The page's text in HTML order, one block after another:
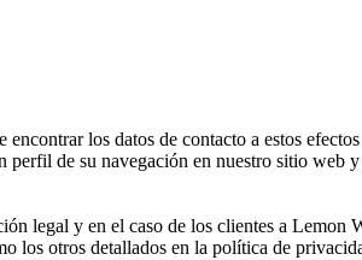
los datos de contacto a estos
de su navegación en nuestro sitio web
legal y en el caso de los clientes a Lemon
los otros detallados en la política de